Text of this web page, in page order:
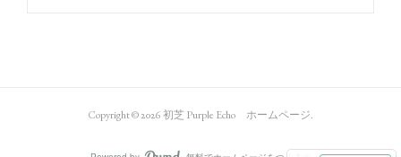
Copyright ©2026初芝 Purple Echo ホームページ.